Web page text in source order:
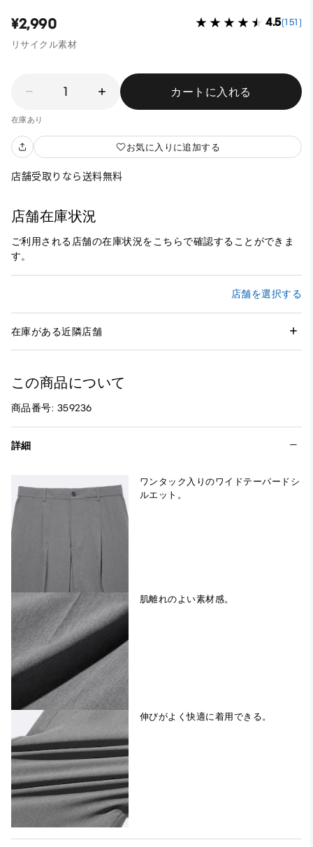
¥2,990 4.5(151)
リサイクル素材
1 カートに入れる
在庫あり
お気に入りに追加する
店舗受取りなら送料無料
店舗在庫状況
ご利用される店舗の在庫状況をこちらで確認することができま
す。
店舗を選択する
在庫がある近隣店舗
この商品について
商品番号: 359236
詳細
ワンタック入りのワイドテーパードシ
ルエット。
肌離れのよい素材感。
伸びがよく快適に着用できる。